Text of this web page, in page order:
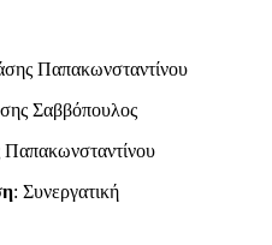
Παπακωνσταντίνου
Σαββόπουλος
: Συνεργατική